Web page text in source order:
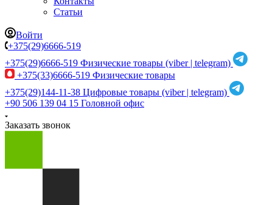
Статьи
Войти
+375(29)6666-519
+375(29)6666-519 Физические товары (viber | telegram)
+375(33)6666-519 Физические товары
+375(29)144-11-38 Цифровые товары (viber | telegram)
+90 506 139 04 15 Головной офис
Заказать звонок